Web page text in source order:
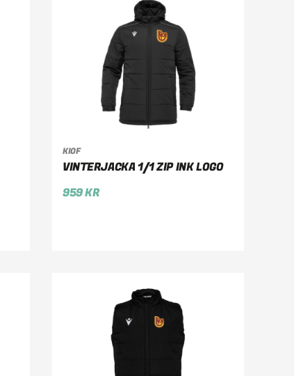
KIOF
VINTERJACKA 1/1 ZIP INK LOGO
959KR
VÄLJ ALTERNATIV